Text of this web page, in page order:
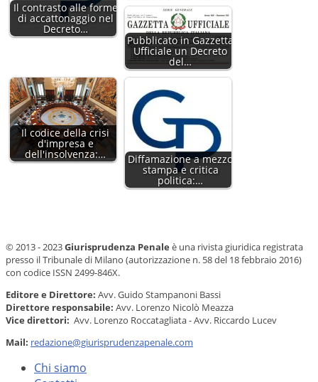
Il contrasto alle forme
di accattonaggio nel
Decreto…
Pubblicato in Gazzetta
Ufficiale un Decreto
del…
Il codice della crisi
d'impresa e
dell'insolvenza:… Diffamazione a mezzo
stampa e critica
politica:…
© 2013 - 2023Giurisprudenza Penale è una rivista giuridica registrata
presso il Tribunale di Milano (autorizzazione n. 58 del 18 febbraio 2016)
con codice ISSN 2499-846X.
Editore e Direttore: Avv. Guido Stampanoni Bassi
Direttore responsabile: Avv. Lorenzo Nicolò Meazza
Vice direttori: Avv. Lorenzo Roccatagliata - Avv. Riccardo Lucev
Mail: redazione@giurisprudenzapenale.com
Chi siamo